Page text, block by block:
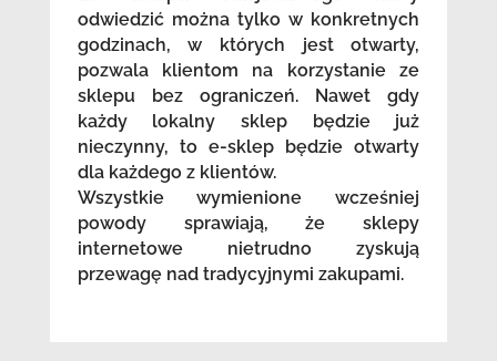
odwiedzić można tylko w konkretnych
godzinach, w których jest otwarty,
pozwala klientom na korzystanie ze
sklepu bez ograniczeń. Nawet gdy
każdy lokalny sklep będzie już
nieczynny, to e-sklep będzie otwarty
dla każdego z klientów.
Wszystkie wymienione wcześniej
powody sprawiają, że sklepy
internetowe nietrudno zyskują
przewagę nad tradycyjnymi zakupami.